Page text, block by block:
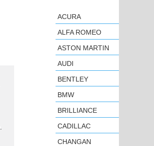
ACURA
ALFA ROMEO
ASTON MARTIN
AUDI
BENTLEY
BMW
BRILLIANCE
CADILLAC
CHANGAN